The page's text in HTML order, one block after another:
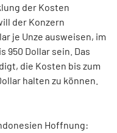
der Kosten
der Konzern
je Unze ausweisen, im
950 Dollar sein. Das
die Kosten bis zum
halten zu können.
Hoffnung: